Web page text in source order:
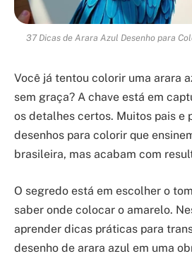
37 Dicas de Arara Azul Desenho para
Você já tentou colorir uma arara
sem graça? A chave está em
os detalhes certos. Muitos pais e
desenhos para colorir que
brasileira, mas acabam com
O segredo está em escolher o
saber onde colocar o amarelo.
aprender dicas práticas para
desenho de arara azul em uma